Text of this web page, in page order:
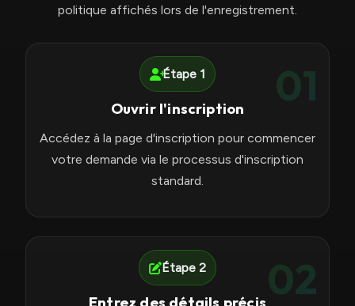
politique affichés lors de l'enregistrement.
01
Étape 1
Ouvrir l'inscription
Accédez à la page d'inscription pour commencer
votre demande via le processus d'inscription
standard.
02
Étape 2